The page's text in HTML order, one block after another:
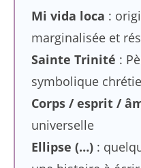
Mi vida loca :
marginalisée et
Sainte Trinité :
symbolique
Corps / esprit /
universelle
Ellipse (…):